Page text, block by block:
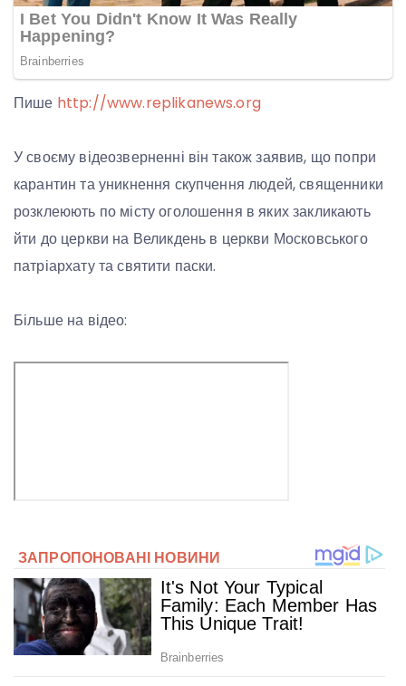
Пише http://www.replikanews.org
У своєму відеозверненні він також заявив, що попри
карантин та уникнення скупчення людей, священники
розклеюють по місту оголошення в яких закликають
йти до церкви на Великдень в церкви Московського
патріархату та святити паски.
Більше на відео: